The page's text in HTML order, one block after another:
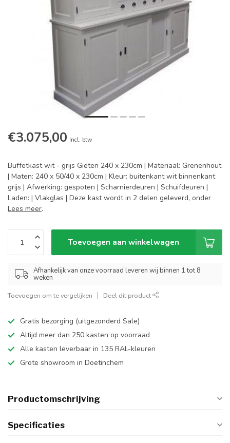
€3.075,00 Incl. btw
Buffetkast wit - grijs Gieten 240 x 230cm | Materiaal: Grenenhout
| Maten: 240 x 50/40 x 230cm | Kleur: buitenkant wit binnenkant
grijs | Afwerking: gespoten | Scharnierdeuren | Schuifdeuren |
Laden: | Vlakglas | Deze kast wordt in 2 delen geleverd, onder
Lees meer.
Toevoegen aan winkelwagen
Afhankelijk van onze voorraad leveren wij binnen 1 tot 8
weken
Toevoegen om te vergelijken Deel dit product
Gratis bezorging (uitgezonderd Sale)
Altijd meer dan 250 kasten op voorraad
Alle kasten leverbaar in 135 RAL-kleuren
Grote showroom in Doetinchem
Productomschrijving
Specificaties